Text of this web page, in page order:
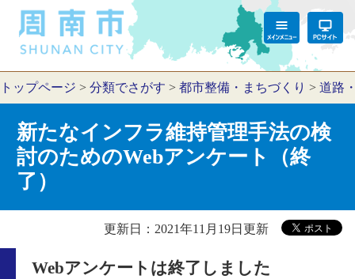
トップページ > 分類でさがす > 都市整備・まちづくり > 道路
新たなインフラ維持管理手法の検
討のためのWebアンケート（終
了）
更新日：2021年11月19日更新
Webアンケートは終了しました